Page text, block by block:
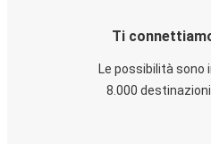
Ti
Le possibilità sono
8.000 destinazioni